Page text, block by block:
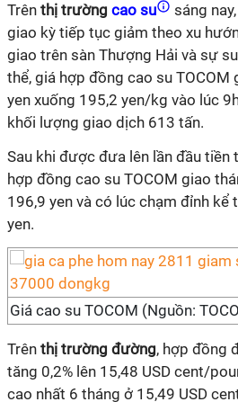
Trên thị trường cao su
sáng
giao kỳ tiếp tục giảm theo xu
giao trên sàn Thượng Hải và sự
thể, giá hợp đồng cao su TOCOM
yen xuống 195,2 yen/kg vào lúc
khối lượng giao dịch 613 tấn.
Sau khi được đưa lên lần đầu tiền
hợp đồng cao su TOCOM giao
196,9 yen và có lúc chạm đỉnh
yen.
Giá cao su TOCOM (Nguồn:
Trên thị trường đường, hợp đồng
tăng 0,2% lên 15,48 USD cent/
cao nhất 6 tháng ở 15,49 USD